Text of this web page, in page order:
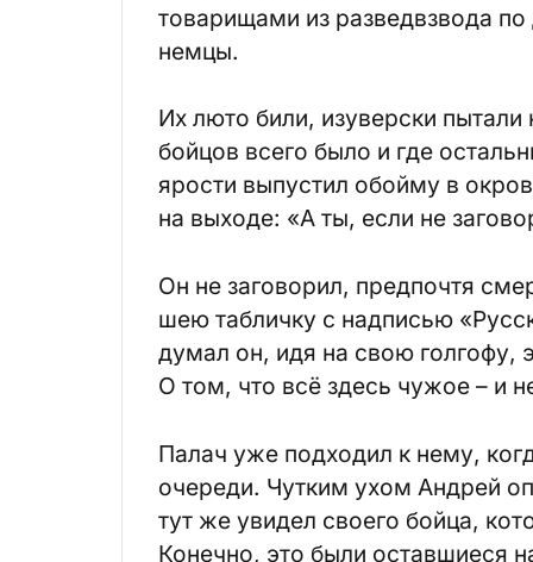
товарищами из разведвзвода
немцы.
Их люто били, изуверски
бойцов всего было и где
ярости выпустил обойму в
на выходе: «А ты, если не
Он не заговорил, предпочтя
шею табличку с надписью
думал он, идя на свою голгофу,
О том, что всё здесь чужое – и
Палач уже подходил к нему,
очереди. Чутким ухом Андрей
тут же увидел своего бойца,
Конечно, это были оставшиеся